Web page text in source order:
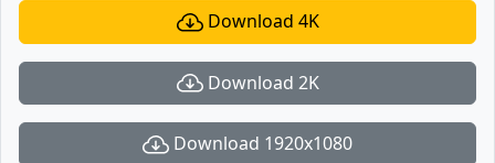
Download 4K
Download 2K
Download 1920x1080